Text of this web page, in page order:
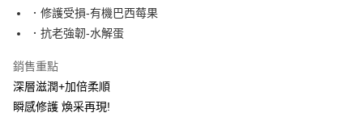
ATM付款
全家取貨付款
每筆NT$80，滿NT$699(含以上)免運費
．修護受損-有機巴西莓果
．抗老強韌-水解蛋
銷售重點
深層滋潤+加倍柔順
瞬感修護 煥采再現!